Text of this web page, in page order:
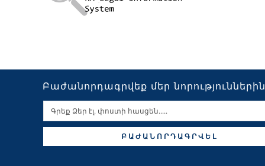
Բաժանորդագրվեք մեր նորություններին
ԲԱԺԱՆՈՐԴԱԳՐՎԵԼ